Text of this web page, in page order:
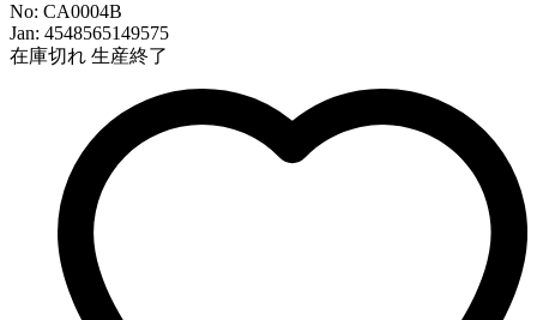
No: CA0004B
Jan: 4548565149575
在庫切れ 生産終了